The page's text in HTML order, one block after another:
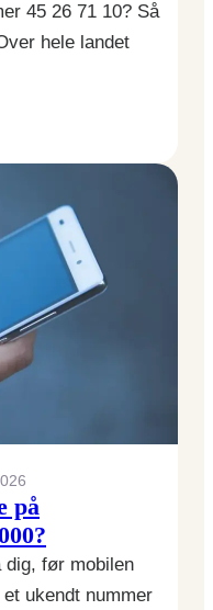
45 26 71 10? Så
hele landet
på
dig, før mobilen
ukendt nummer